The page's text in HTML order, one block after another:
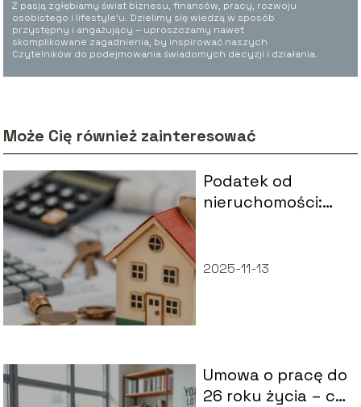
Z pasją zgłębiamy świat biznesu, finansów, pracy, rozwoju
osobistego i lifestyle’u. Dzielimy się wiedzą w sposób
przystępny i angażujący – uproszczamy nawet
skomplikowane zagadnienia, by inspirować naszych
Czytelników do podejmowania świadomych decyzji i działania.
Może Cię również zainteresować
Podatek od
nieruchomości:
informacje
2025-11-13
Umowa o pracę do
26 roku życia – co